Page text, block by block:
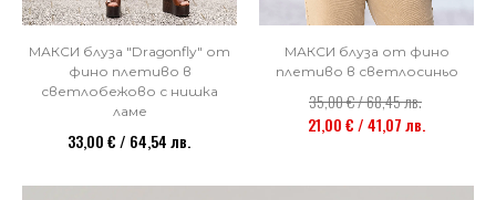
МАКСИ блуза "Dragonfly" от
фино плетиво в
светлобежово с нишка
ламе
33,00 € / 64,54 лв.
МАКСИ блуза от фино
плетиво в светлосиньо
35,00 € / 68,45 лв.
21,00 € / 41,07 лв.